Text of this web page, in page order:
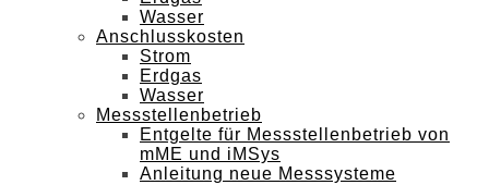
Wasser
Anschlusskosten
Strom
Erdgas
Wasser
Messstellenbetrieb
Entgelte für Messstellenbetrieb von
mME und iMSys
Anleitung neue Messsysteme